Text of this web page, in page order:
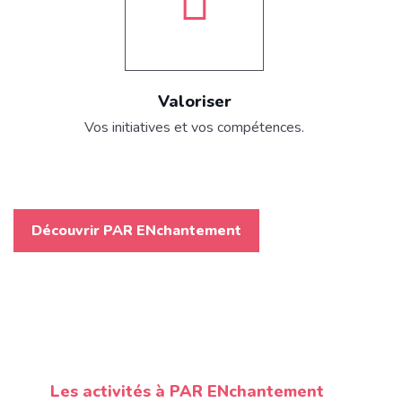
Valoriser
Vos initiatives et vos compétences.
Découvrir PAR ENchantement
Les activités à PAR ENchantement